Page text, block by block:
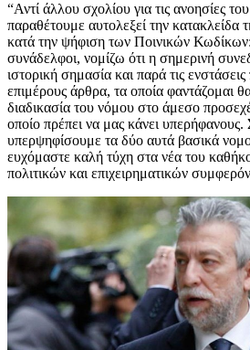
“Αντί άλλου σχολίου για τις ανοησίες
παραθέτουμε αυτολεξεί την κατακλείδα
κατά την ψήφιση των Ποινικών Κωδίκων:
συνάδελφοι, νομίζω ότι η σημερινή
ιστορική σημασία και παρά τις
επιμέρους άρθρα, τα οποία φαντάζομαι
διαδικασία του νόμου στο άμεσο
οποίο πρέπει να μας κάνει
υπερψηφίσουμε τα δύο αυτά βασικά
ευχόμαστε καλή τύχη στα νέα του
πολιτικών και επιχειρηματικών